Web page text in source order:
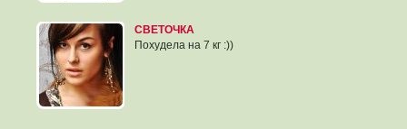
СВЕТОЧКА
Похудела на 7 кг :))